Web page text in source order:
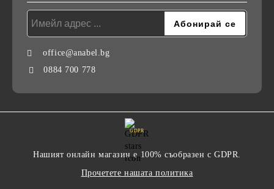
office@anabel.bg
0884 700 778
GDPR
Нашият онлайн магазин е 100% съобразен с GDPR.
Прочетете нашата политика